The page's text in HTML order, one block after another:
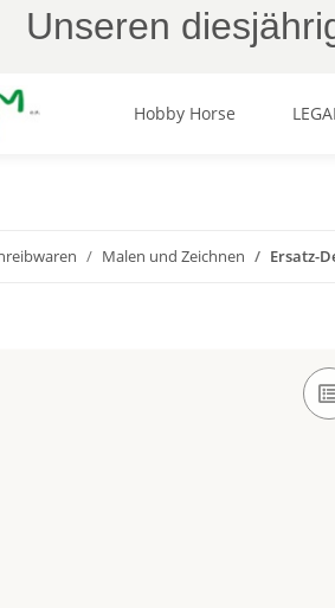
Unseren
Hobby Horse
Malen und Zeichnen Ersatz-